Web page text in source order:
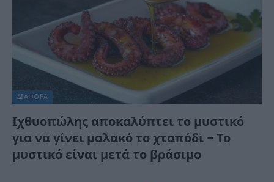
ΔΙΆΦΟΡΑ
Ιχθυοπώλης αποκαλύπτει το μυστικό
για να γίνει μαλακό το χταπόδι – Το
μυστικό είναι μετά το βράσιμο